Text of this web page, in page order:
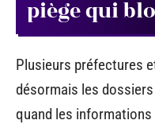
piège qui
Plusieurs préfectures
désormais les
quand les